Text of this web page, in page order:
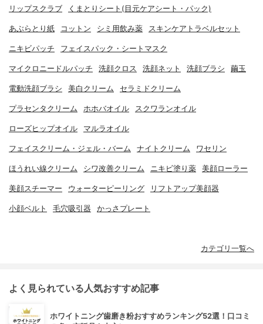
リップスクラブ くまとりシート(目元ケアシート・パック)
あぶらとり紙 コットン シミ用飲み薬 スキンケアトラベルセット
ニキビパッチ フェイスパック・シートマスク
マイクロニードルパッチ 洗顔クロス 洗顔ネット 洗顔ブラシ 繭玉
電動洗顔ブラシ 美白クリーム セラミドクリーム
プラセンタクリーム ホホバオイル スクワランオイル
ローズヒップオイル マルラオイル
フェイスクリーム・ジェル・バーム ナイトクリーム ワセリン
ほうれい線クリーム シワ改善クリーム ニキビ塗り薬 美顔ローラー
美顔スチーマー ウォーターピーリング リフトアップ美顔器
小顔ベルト 毛穴吸引器 かっさプレート
カテゴリ一覧へ
よく見られている人気おすすめ記事
ホワイトニング歯磨き粉おすすめランキング52選！口コミ